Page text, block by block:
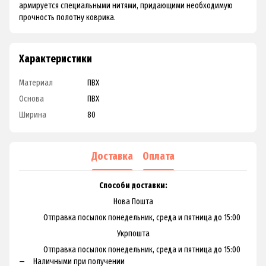
армируется специальными нитями, придающими необходимую
прочность полотну коврика.
Характеристики
Материал
ПВХ
Основа
ПВХ
Ширина
80
Доставка Оплата
Способи доставки:
Нова Пошта
Отправка посылок понедельник, среда и пятница до 15:00
Укрпошта
Отправка посылок понедельник, среда и пятница до 15:00
Наличными при получении